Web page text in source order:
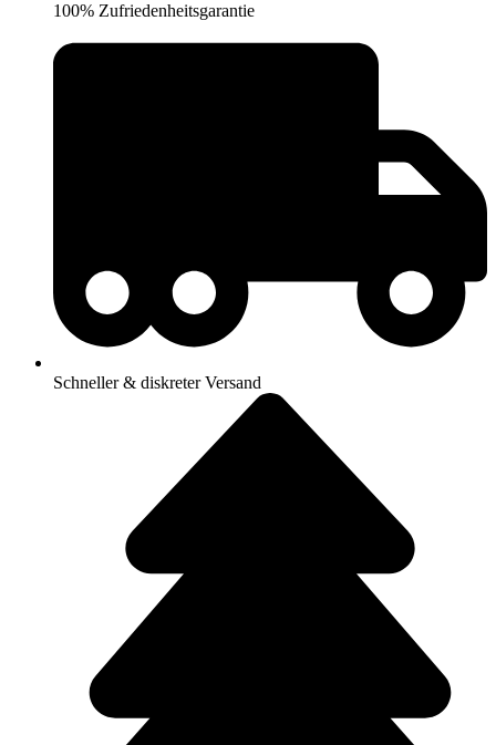
100% Zufriedenheitsgarantie
Schneller & diskreter Versand